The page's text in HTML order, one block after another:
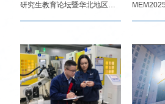
研究生教育论坛暨华北地区